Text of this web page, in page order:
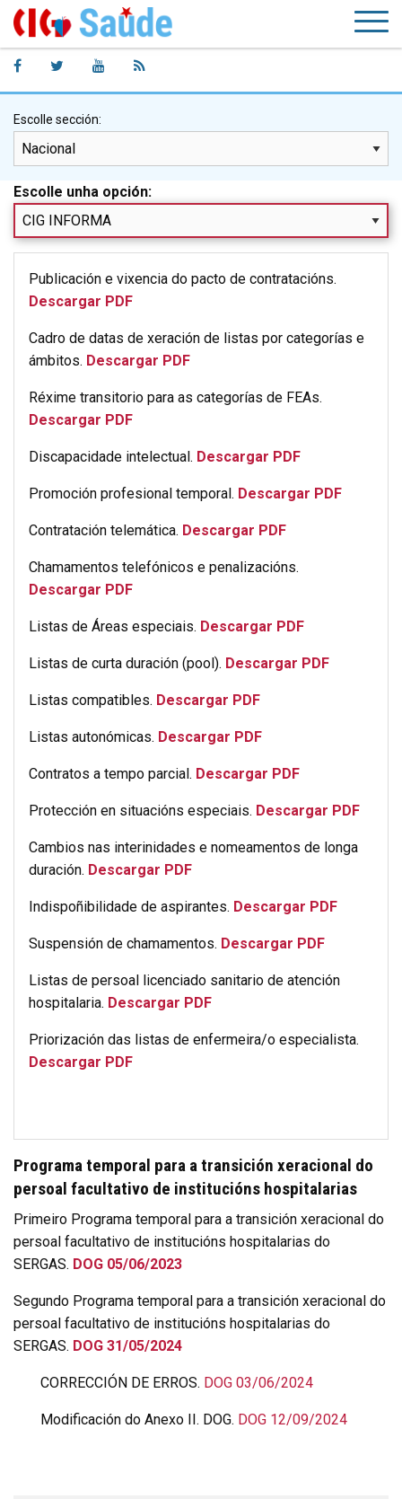
Escolle sección:
Escolle unha opción:
Publicación e vixencia do pacto de contratacións.
Descargar PDF
Cadro de datas de xeración de listas por categorías e
ámbitos. Descargar PDF
Réxime transitorio para as categorías de FEAs.
Descargar PDF
Discapacidade intelectual. Descargar PDF
Promoción profesional temporal. Descargar PDF
Contratación telemática. Descargar PDF
Chamamentos telefónicos e penalizacións.
Descargar PDF
Listas de Áreas especiais. Descargar PDF
Listas de curta duración (pool). Descargar PDF
Listas compatibles. Descargar PDF
Listas autonómicas. Descargar PDF
Contratos a tempo parcial. Descargar PDF
Protección en situacións especiais. Descargar PDF
Cambios nas interinidades e nomeamentos de longa
duración. Descargar PDF
Indispoñibilidade de aspirantes. Descargar PDF
Suspensión de chamamentos. Descargar PDF
Listas de persoal licenciado sanitario de atención
hospitalaria. Descargar PDF
Priorización das listas de enfermeira/o especialista.
Descargar PDF
Programa temporal para a transición xeracional do
persoal facultativo de institucións hospitalarias
Primeiro Programa temporal para a transición xeracional do
persoal facultativo de institucións hospitalarias do
SERGAS. DOG 05/06/2023
Segundo Programa temporal para a transición xeracional do
persoal facultativo de institucións hospitalarias do
SERGAS. DOG 31/05/2024
CORRECCIÓN DE ERROS. DOG 03/06/2024
Modificación do Anexo II. DOG. DOG 12/09/2024